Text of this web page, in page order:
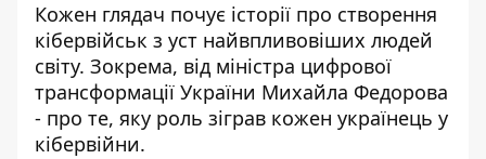
Кожен глядач почує історії про створення
кібервійськ з уст найвпливовіших людей
світу. Зокрема, від міністра цифрової
трансформації України Михайла Федорова
- про те, яку роль зіграв кожен українець у
кібервійни.